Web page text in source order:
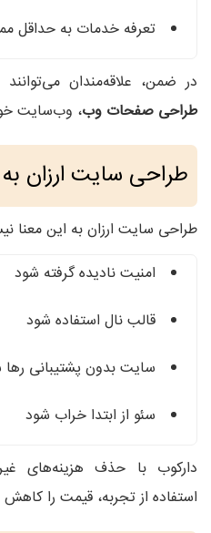
تعرفه خدمات به حداقل
در ضمن، علاقه‌مندان
طراحی صفحات وب، وب‌سایت
طراحی سایت ارزان
طراحی سایت ارزان به این معنا
امنیت نادیده گرفته شود
قالب نال استفاده شود
سایت بدون پشتیبانی
سئو از ابتدا خراب شود
دارکوب با حذف هزینه‌های
استفاده از تجربه، قیمت را